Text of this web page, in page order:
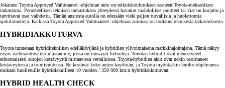
Jokainen Toyota Approved Vaihtoautot -ohjelman auto on erikoiskoulutuksen saaneen Toyota-mekaanikon
tarkastama. Perusteellisen teknisen tarkastuksen yhteydessä havaitut mahdolliset puutteet tai viat on korjattu ja
tarvittavat osat vaihdettu. Tämän ansiosta autolla on edessään vielä paljon turvallisia ja huolettomia
ajokilometrejä. Kaikissa Toyota Approved Vaihtoautot -ohjelman autoissa on todistus teknisestä tarkastuksesta.
HYBRIDIAKKUTURVA
Toyota tunnetaan hybriditekniikan edelläkävijänä ja hybridien ylivoimaisena markkinajohtajana. Tämä näkyy
myös vaihtoautovalikoimassamme, jossa on runsaasti hybridejä. Toyotan hybridit ovat menestyneet
erinomaisesti autojen kestävyyttä mittaavissa vertailuissa. Toyota-hybridien akut ovat nekin osoittaneet
kestävyytensä ja toimivuutensa. Ne kestävät koko auton käyttöiän, ja Toyota myöntääkin huolto-ohjelmansa
mukaan huolletuille hybridiakuilleen 10 vuoden / 350 000 km:n hybridiakkuturvan.
HYBRID HEALTH CHECK